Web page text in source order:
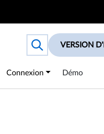
Toggle search box
VERSION
Connexion Démo